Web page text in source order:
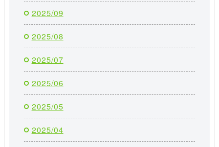
2025/09
2025/08
2025/07
2025/06
2025/05
2025/04